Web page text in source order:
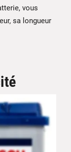
vous
sa longueur